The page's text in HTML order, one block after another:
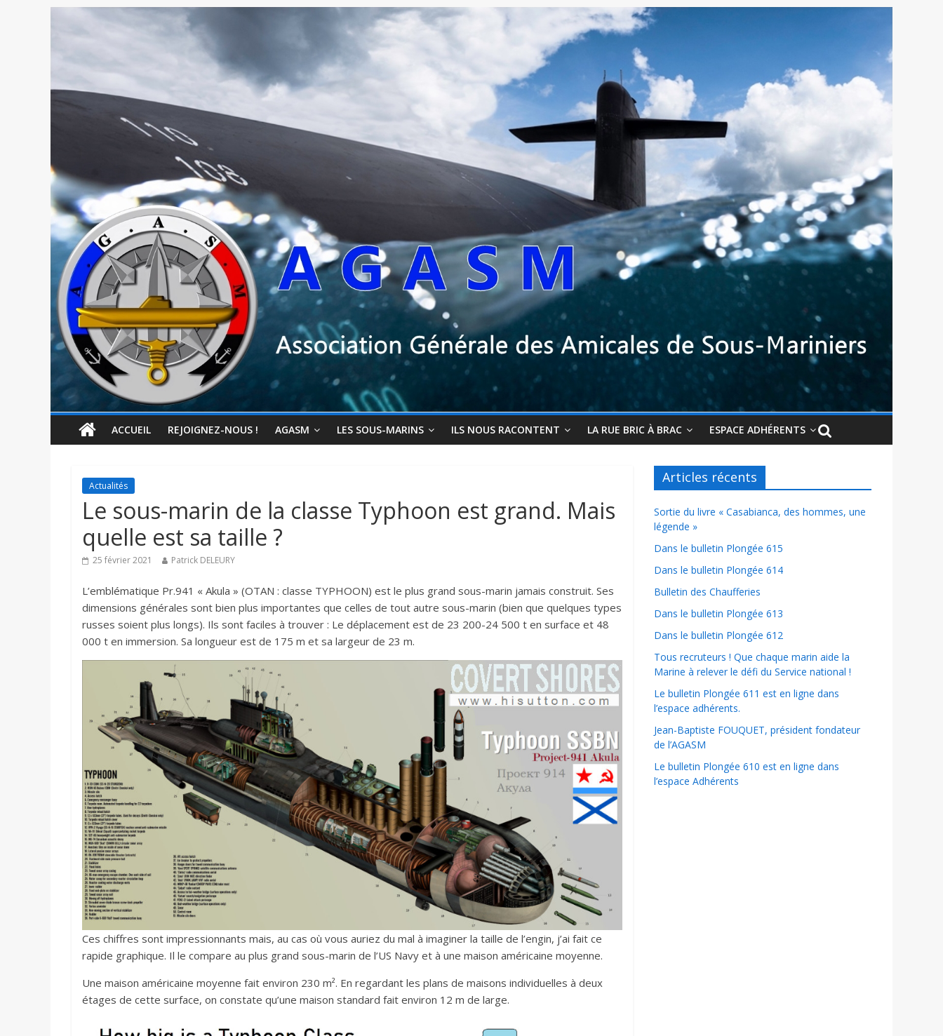
ACCUEIL REJOIGNEZ-NOUS ! AGASM LES SOUS-MARINS ILS NOUS RACONTENT LA RUE BRIC À BRAC ESPACE ADHÉRENTS
Actualités
Le sous-marin de la classe Typhoon est grand. Mais
quelle est sa taille ?
25 février 2021 Patrick DELEURY
L’emblématique Pr.941 « Akula » (OTAN : classe TYPHOON) est le plus grand sous-marin jamais construit. Ses
dimensions générales sont bien plus importantes que celles de tout autre sous-marin (bien que quelques types
russes soient plus longs). Ils sont faciles à trouver : Le déplacement est de 23 200-24 500 t en surface et 48
000 t en immersion. Sa longueur est de 175 m et sa largeur de 23 m.
Ces chiffres sont impressionnants mais, au cas où vous auriez du mal à imaginer la taille de l’engin, j’ai fait ce
rapide graphique. Il le compare au plus grand sous-marin de l’US Navy et à une maison américaine moyenne.
Une maison américaine moyenne fait environ 230 m². En regardant les plans de maisons individuelles à deux
étages de cette surface, on constate qu’une maison standard fait environ 12 m de large.
Articles récents
Sortie du livre « Casabianca, des hommes, une
légende »
Dans le bulletin Plongée 615
Dans le bulletin Plongée 614
Bulletin des Chaufferies
Dans le bulletin Plongée 613
Dans le bulletin Plongée 612
Tous recruteurs ! Que chaque marin aide la
Marine à relever le défi du Service national !
Le bulletin Plongée 611 est en ligne dans
l’espace adhérents.
Jean-Baptiste FOUQUET, président fondateur
de l’AGASM
Le bulletin Plongée 610 est en ligne dans
l’espace Adhérents